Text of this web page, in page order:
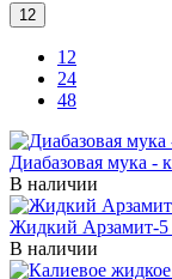
12
12
24
48
Диабазовая мука -
В наличии
Жидкий Арзамит-5
В наличии